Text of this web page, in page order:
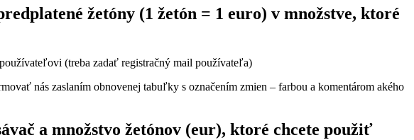
žetóny (1 žetón = 1 euro) v množstve, ktoré
(treba zadať registračný mail používateľa)
nás zaslaním obnovenej tabuľky s označením zmien – farbou a komentárom akého
a množstvo žetónov (eur), ktoré chcete použiť